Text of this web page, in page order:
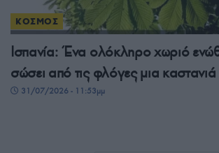
ΚΟΣΜΟΣ
Ισπανία: Ένα ολόκληρο χωριό
σώσει από τις φλόγες μια
31/07/2026 - 11:53μμ